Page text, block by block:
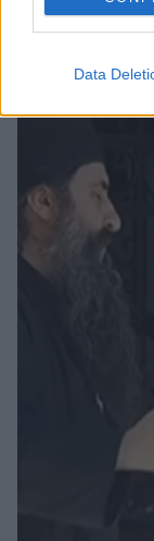
Data
περιστατικό